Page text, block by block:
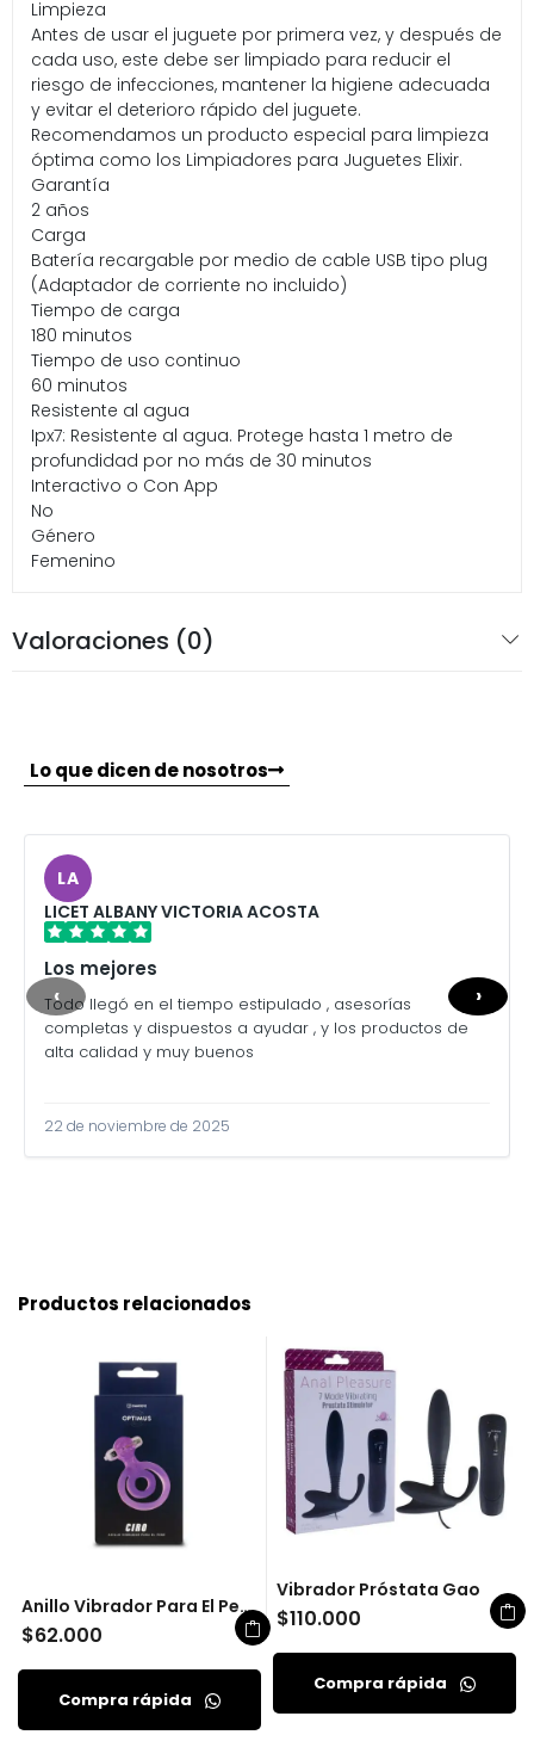
Limpieza
Antes de usar el juguete por primera vez, y después de
cada uso, este debe ser limpiado para reducir el
riesgo de infecciones, mantener la higiene adecuada
y evitar el deterioro rápido del juguete.
Recomendamos un producto especial para limpieza
óptima como los Limpiadores para Juguetes Elixir.
Garantía
2 años
Carga
Batería recargable por medio de cable USB tipo plug
(Adaptador de corriente no incluido)
Tiempo de carga
180 minutos
Tiempo de uso continuo
60 minutos
Resistente al agua
Ipx7: Resistente al agua. Protege hasta 1 metro de
profundidad por no más de 30 minutos
Interactivo o Con App
No
Género
Femenino
Valoraciones (0)
Lo que dicen de nosotros
LA
LICET ALBANY VICTORIA ACOSTA
Los mejores
Todo llegó en el tiempo estipulado , asesorías
completas y dispuestos a ayudar , y los productos de
alta calidad y muy buenos
22 de noviembre de 2025
‹ ›
Productos relacionados
Anillo Vibrador Para El Pene Ciro Camtoyz
$62.000
Compra rápida
Vibrador Próstata Gao
$110.000
Compra rápida